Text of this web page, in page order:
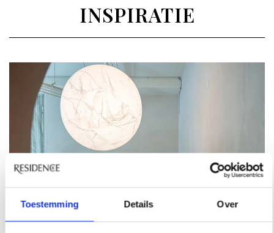
Toestemming Details Over
INSPIRATIE